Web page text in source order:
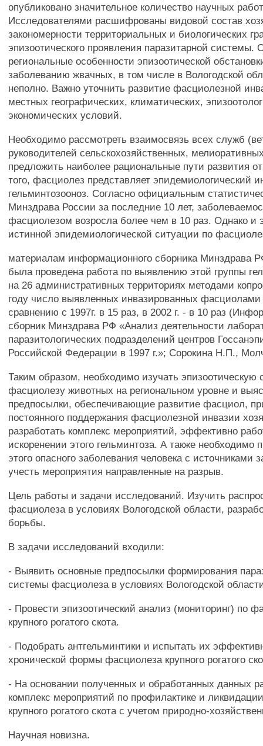
опубликовано значительное количество научных
Исследователями расшифрованы видовой состав
закономерности территориальных и биологических
эпизоотического проявления паразитарной системы.
региональные особенности эпизоотической
заболеванию жвачных, в том числе в Вологодской
неполно. Важно уточнить развитие фасциолезной
местных географических, климатических,
экономических условий.
Необходимо рассмотреть взаимосвязь всех служб
руководителей сельскохозяйственных,
предложить наиболее рациональные пути развития
того, фасциолез представляет эпидемиологический
гельминтозооноз. Согласно официальным
Минздрава России за последние 10 лет,
фасциолезом возросла более чем в 10 раз. Однако и
истинной эпидемиологической ситуации по
материалам информационного сборника Минздрава
была проведена работа по выявлению этой группы
на 26 административных территориях методами
году число выявленных инвазированных
сравнению с 1997г. в 15 раз, в 2002 г. - в 10 раз
сборник Минздрава РФ «Анализ деятельности
паразитологических подразделений центров
Российской Федерации в 1997 г.»; Сорокина Н.П.,
Таким образом, необходимо изучать эпизоотическую
фасциолезу животных на региональном уровне и
предпосылки, обеспечивающие развитие фасциол,
постоянного поддержания фасциолезной инвазии
разработать комплекс мероприятий, эффективно
искоренении этого гельминтоза. А также необходимо
этого опасного заболевания человека с источниками
учесть мероприятия направленные на разрыв.
Цель работы и задачи исследований. Изучить
фасциолеза в условиях Вологодской области,
борьбы.
В задачи исследований входили:
- Выявить основные предпосылки формирования
системы фасциолеза в условиях Вологодской
- Провести эпизоотический анализ (мониторинг) по
крупного рогатого скота.
- Подобрать антгельминтики и испытать их
хронической формы фасциолеза крупного рогатого
- На основании полученных и обработанных данных
комплекс мероприятий по профилактике и
крупного рогатого скота с учетом природно-
Научная новизна.